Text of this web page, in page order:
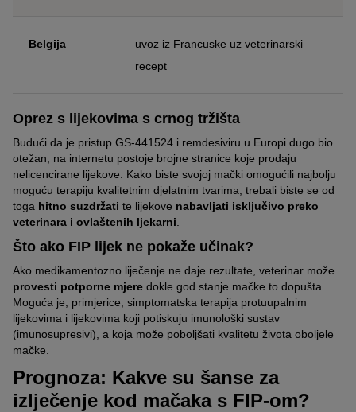
Belgija
uvoz iz Francuske uz veterinarski
recept
Oprez s lijekovima s crnog tržišta
Budući da je pristup GS-441524 i remdesiviru u Europi dugo bio
otežan, na internetu postoje brojne stranice koje prodaju
nelicencirane lijekove. Kako biste svojoj mački omogućili najbolju
moguću terapiju kvalitetnim djelatnim tvarima, trebali biste se od
toga hitno suzdržati te lijekove nabavljati isključivo preko
veterinara i ovlaštenih ljekarni
Što ako FIP lijek ne pokaže učinak?
Ako medikamentozno liječenje ne daje rezultate, veterinar može
provesti potporne mjere dokle god stanje mačke to dopušta.
Moguća je, primjerice, simptomatska terapija protuupalnim
lijekovima i lijekovima koji potiskuju imunološki sustav
(imunosupresivi), a koja može poboljšati kvalitetu života oboljele
mačke.
Prognoza: Kakve su šanse za
izlječenje kod mačaka s FIP-om?